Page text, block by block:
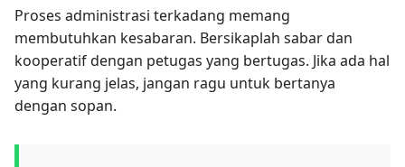
Proses administrasi terkadang memang
membutuhkan kesabaran. Bersikaplah sabar dan
kooperatif dengan petugas yang bertugas. Jika ada hal
yang kurang jelas, jangan ragu untuk bertanya
dengan sopan.